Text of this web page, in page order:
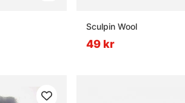
Sculpin Wool
49 kr